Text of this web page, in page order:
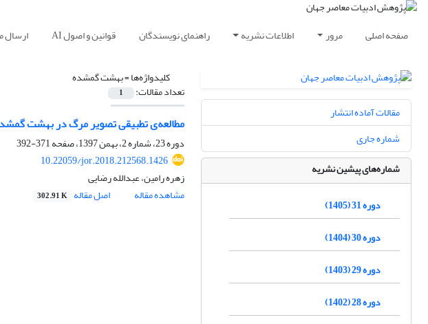
صفحه اصلی مرور اطلاعات نشریه راهنمای نویسندگان قوانین و اصول AI ارسال
کلیدواژه‌ها =بهشت گمشده
تعداد مقالات: 1
مطالعه‌ی تطبیقی تصویر مرگ در بهشت
دوره 23، شماره 2، بهمن 1397، صفحه
371-392
10.22059/jor.2018.212568.1426
زهره رامین، عبدالله رضایی
مشاهده مقاله
اصل مقاله 302.91 K
مقالات آماده انتشار
شماره جاری
شماره‌های پیشین نشریه
دوره 31 (1405)
دوره 30 (1404)
دوره 29 (1403)
دوره 28 (1402)